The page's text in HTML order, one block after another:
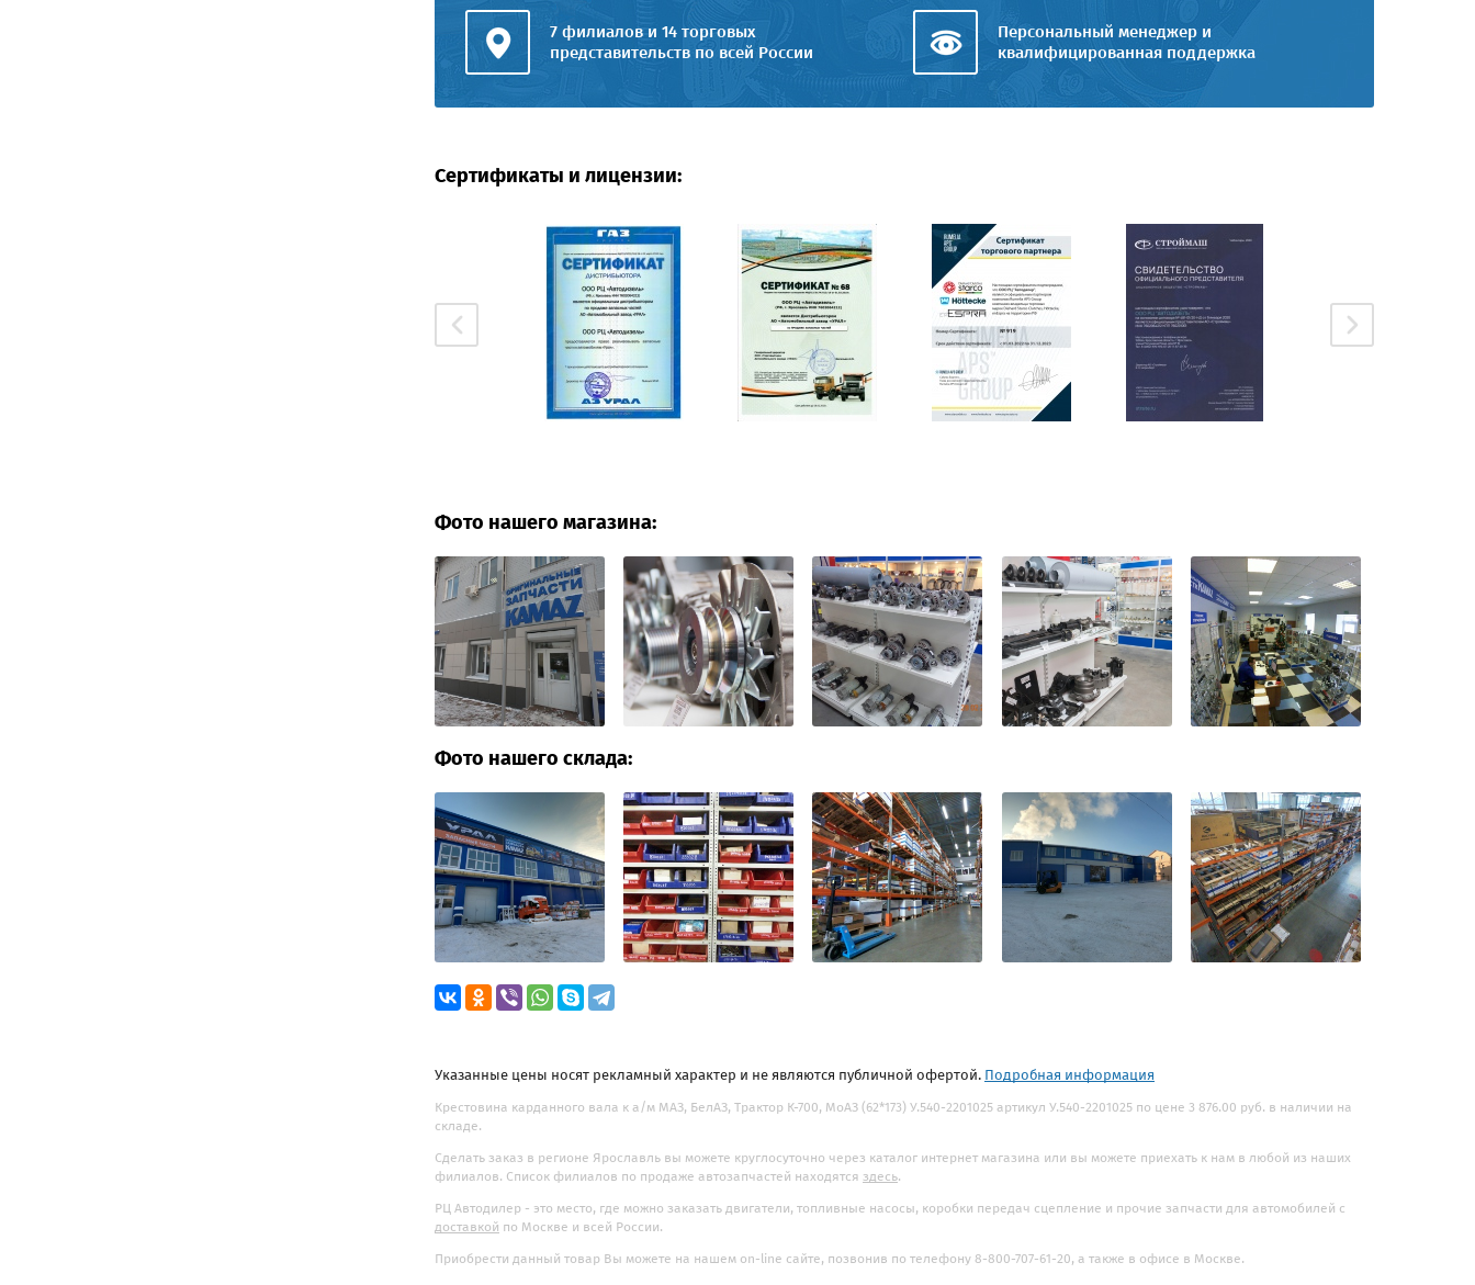
7 филиалов и 14 торговых
представительств по всей России
Персональный менеджер и
квалифицированная поддержка
Сертификаты и лицензии:
Фото нашего магазина:
Фото нашего склада:
Указанные цены носят рекламный характер и не являются публичной офертой. Подробная информация
Крестовина карданного вала к а/м МАЗ, БелАЗ, Трактор К-700, МоАЗ (62*173) У.540-2201025 артикул У.540-2201025 по цене 3 876.00 руб. в наличии на
складе.
Сделать заказ в регионе Ярославль вы можете круглосуточно через каталог интернет магазина или вы можете приехать к нам в любой из наших
филиалов. Список филиалов по продаже автозапчастей находятся здесь.
РЦ Автодилер - это место, где можно заказать двигатели, топливные насосы, коробки передач сцепление и прочие запчасти для автомобилей с
доставкой по Москве и всей России.
Приобрести данный товар Вы можете на нашем on-line сайте, позвонив по телефону 8-800-707-61-20, а также в офисе в Москве.